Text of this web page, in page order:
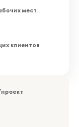
мест
клиентов